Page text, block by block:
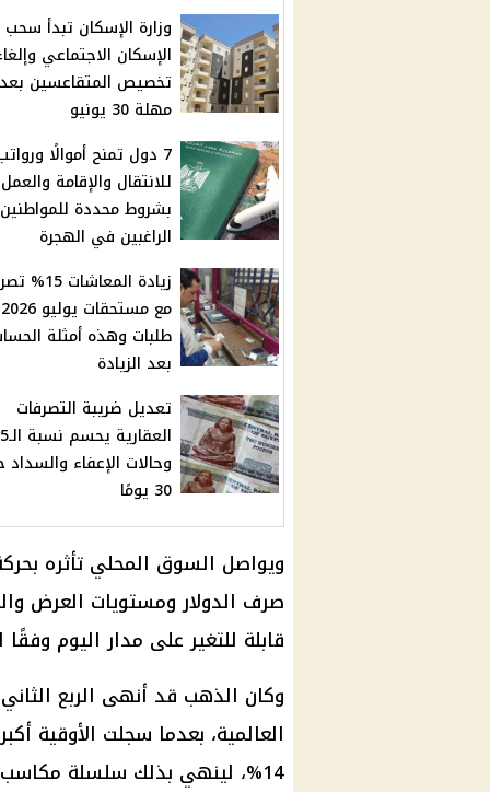
وزارة الإسكان تبدأ
الإسكان الاجتماعي
تخصيص المتقاعسين بعد
مهلة 30 يونيو
7 دول تمنح أموالًا
للانتقال والإقامة والعمل
بشروط محددة للمواطنين
الراغبين في الهجرة
زيادة المعاشات
طلبات وهذه أمثلة
بعد الزيادة
تعديل ضريبة التصرفات
وحالات الإعفاء والسداد
30 يومًا
ويواصل السوق المحلي تأثره
صرف الدولار ومستويات العرض
قابلة للتغير على مدار اليوم وفقًا
14%، لينهي بذلك سلسلة